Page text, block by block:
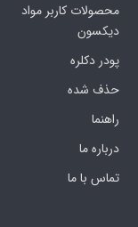
محصولات کاربر مواد
دیکسون
پودر دکلره
حذف شده
راهنما
درباره ما
تماس با ما